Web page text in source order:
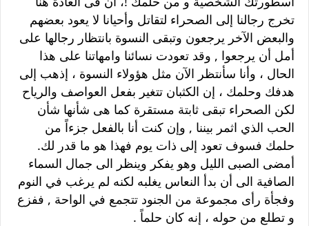
تخرج رجالنا إلى الصحراء لتقاتل وأحيانا لا يعود بعضهم
والبعض الآخر يرجعون وتبقى النسوة بانتظار رجالها على
أمل أن يرجعوا , وقد تعودت نسائنا وامهاتنا على هذا
الحال ، وأنا سأنتظر الآن مثل هؤولاء النسوة ، إذهب إلى
هدفك وحلمك ، إن الكثبان تتغير بفعل العواصف والرياح
لكن الصحراء تبقى ثابتة مستقرة كما هى شأنها شأن
الحب الذي اثمر بيننا , وإن كنت أنا بالفعل جزءاً من
حلمك فسوف تعود إلى ذات يوم فهذا هو ما قدر لك.
أمضى الصبى الليل وهو يفكر وينظر الى جمال السماء
الصافية الى أن بدأ النعاس يغلبه لكنه لم يرغب في النوم
وفجأة رأى مجموعة من الجنود تتجمع في الواحة , ففزع
و تطلع من حوله ، إنه كان حلماً .